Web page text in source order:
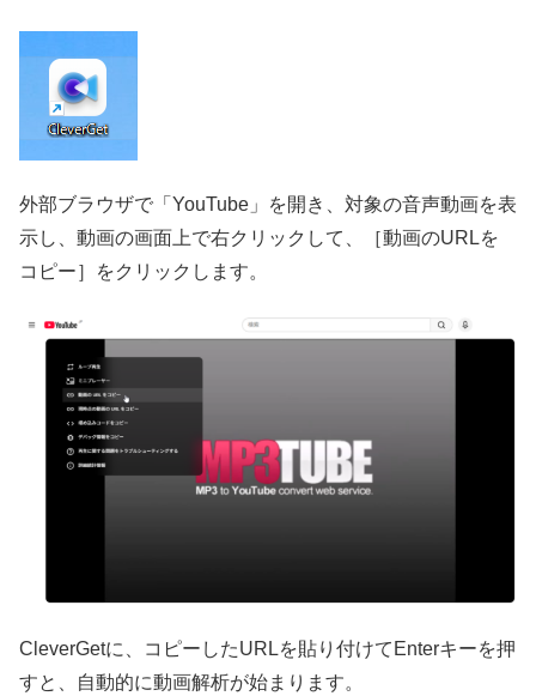
外部ブラウザで「YouTube」を開き、対象の音声動画を表
示し、動画の画面上で右クリックして、［動画のURLを
コピー］をクリックします。
CleverGetに、コピーしたURLを貼り付けてEnterキーを押
すと、自動的に動画解析が始まります。